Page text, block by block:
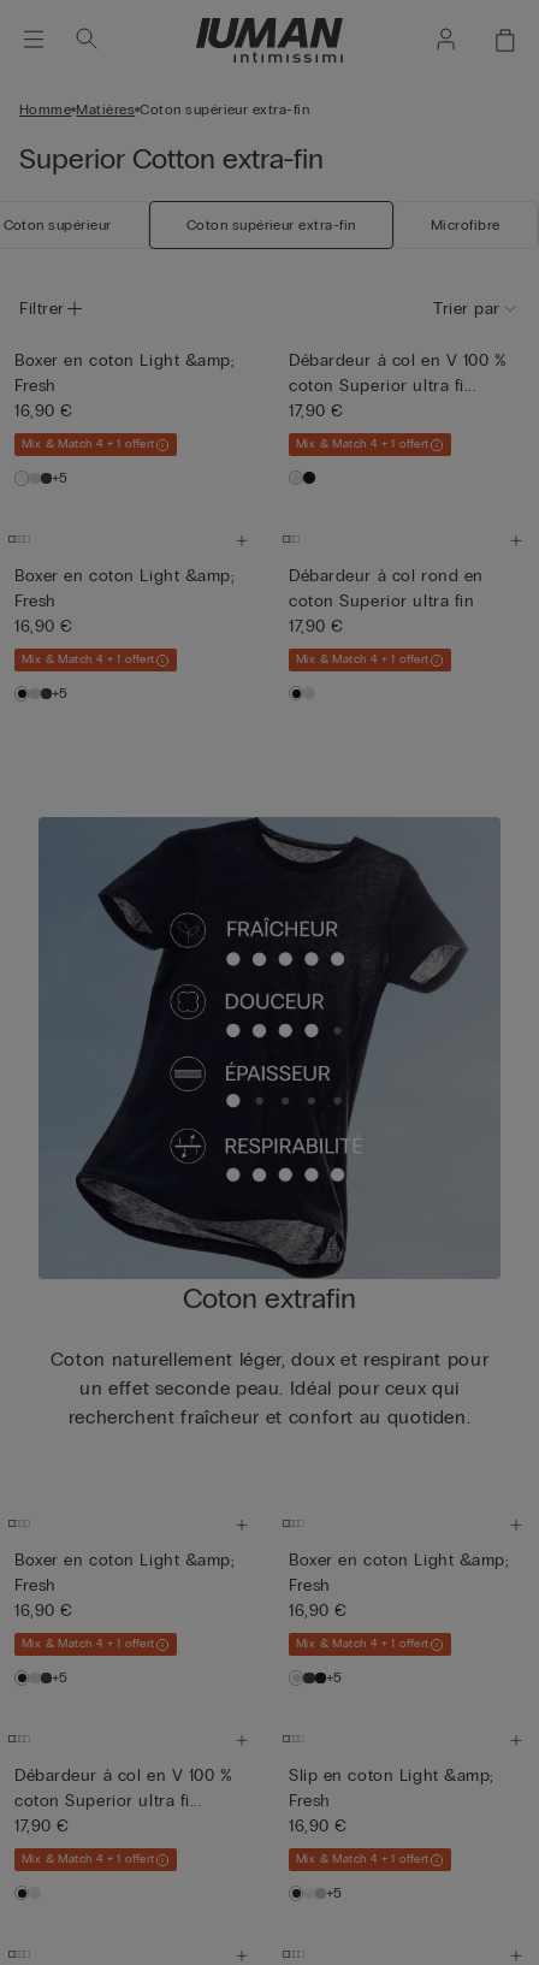
Homme Matières Coton supérieur extra-fin
Superior Cotton extra-fin
Coton supérieur Coton supérieur extra-fin Microfibre
Filtrer Trier par
Boxer en coton Light &amp;
Fresh
16,90 €
Mix & Match 4 + 1 offert
+5
Débardeur à col en V 100 %
coton Superior ultra fi...
17,90 €
Mix & Match 4 + 1 offert
Boxer en coton Light &amp;
Fresh
16,90 €
Mix & Match 4 + 1 offert
+5
Débardeur à col rond en
coton Superior ultra fin
17,90 €
Mix & Match 4 + 1 offert
Coton extrafin
Coton naturellement léger, doux et respirant pour
un effet seconde peau. Idéal pour ceux qui
recherchent fraîcheur et confort au quotiden.
Boxer en coton Light &amp;
Fresh
16,90 €
Mix & Match 4 + 1 offert
+5
Boxer en coton Light &amp;
Fresh
16,90 €
Mix & Match 4 + 1 offert
+5
Débardeur à col en V 100 %
coton Superior ultra fi...
17,90 €
Mix & Match 4 + 1 offert
Slip en coton Light &amp;
Fresh
16,90 €
Mix & Match 4 + 1 offert
+5